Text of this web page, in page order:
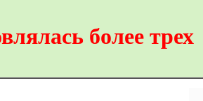
более трех